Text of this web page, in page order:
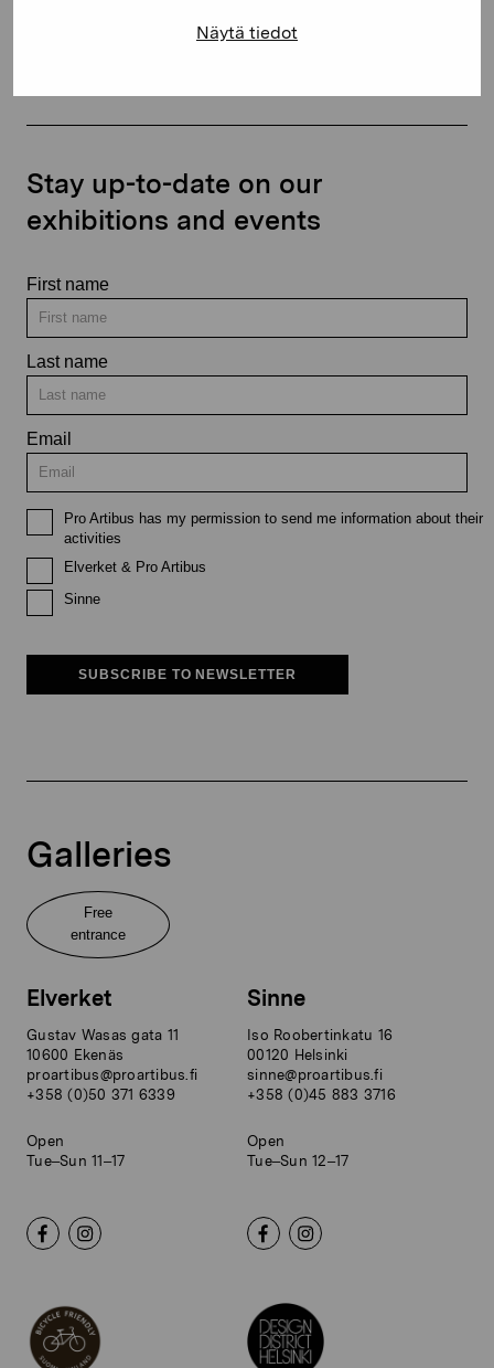
Näytä tiedot
Stay up-to-date on our
exhibitions and events
First name
Last name
Email
Pro Artibus has my permission to send me information about their
activities
Elverket & Pro Artibus
Sinne
SUBSCRIBE TO NEWSLETTER
Galleries
Free
entrance
Elverket
Gustav Wasas gata 11
10600 Ekenäs
proartibus@proartibus.fi
+358 (0)50 371 6339
Open
Tue–Sun 11–17
Sinne
Iso Roobertinkatu 16
00120 Helsinki
sinne@proartibus.fi
+358 (0)45 883 3716
Open
Tue–Sun 12–17